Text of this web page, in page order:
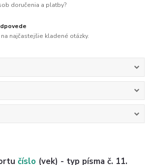
doručenia a platby?
najčastejšie kladené otázky.
číslo (vek) - typ písma č. 11.